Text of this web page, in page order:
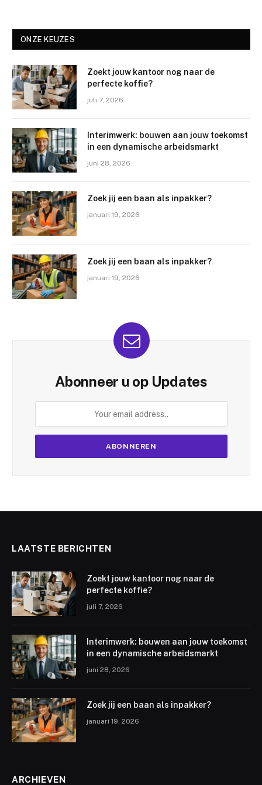
ONZE KEUZES
Zoekt jouw kantoor nog naar de
perfecte koffie?
juli 7, 2026
Interimwerk: bouwen aan jouw toekomst
in een dynamische arbeidsmarkt
juni 28, 2026
Zoek jij een baan als inpakker?
januari 19, 2026
Zoek jij een baan als inpakker?
januari 19, 2026
Abonneer u op Updates
LAATSTE BERICHTEN
Zoekt jouw kantoor nog naar de
perfecte koffie?
juli 7, 2026
Interimwerk: bouwen aan jouw toekomst
in een dynamische arbeidsmarkt
juni 28, 2026
Zoek jij een baan als inpakker?
januari 19, 2026
ARCHIEVEN